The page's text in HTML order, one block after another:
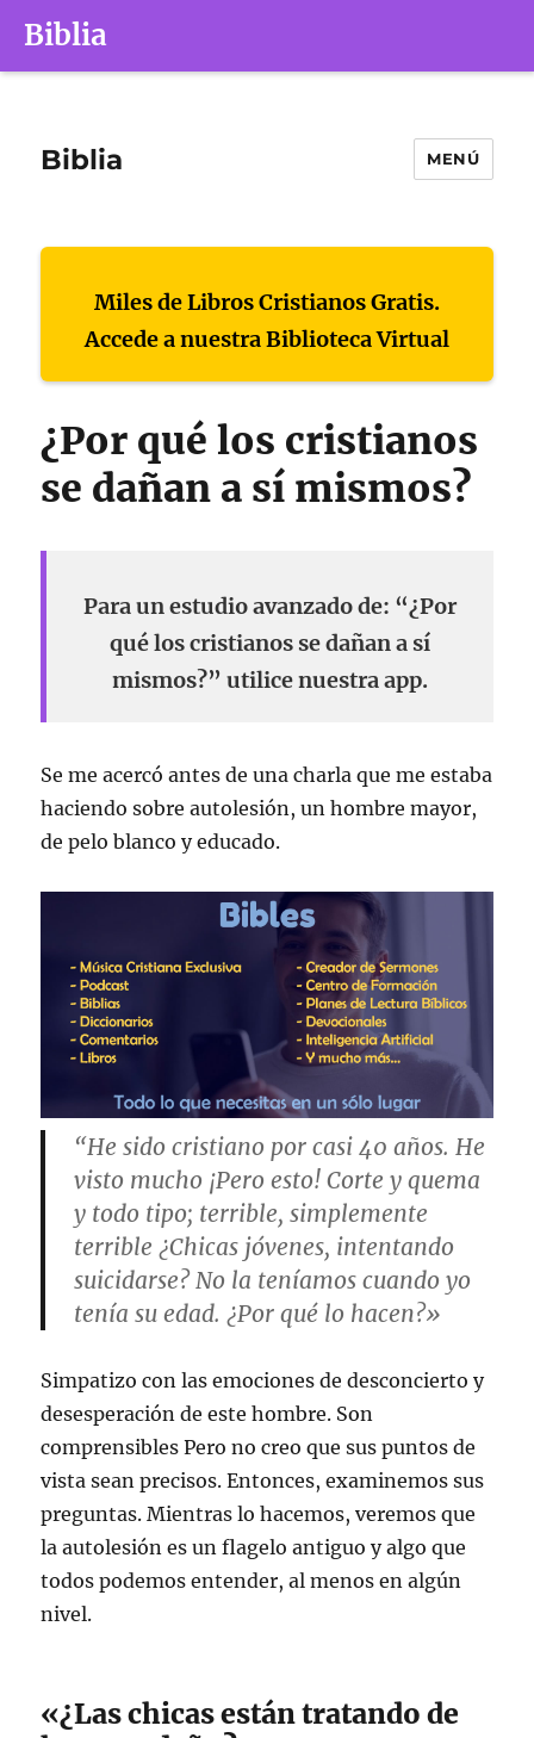
Biblia
Biblia MENÚ
Miles de Libros Cristianos Gratis.
Accede a nuestra Biblioteca Virtual
¿Por qué los cristianos
se dañan a sí mismos?
Para un estudio avanzado de: “¿Por
qué los cristianos se dañan a sí
mismos?” utilice nuestra app.
Se me acercó antes de una charla que me estaba
haciendo sobre autolesión, un hombre mayor,
de pelo blanco y educado.
“He sido cristiano por casi 40 años. He
visto mucho ¡Pero esto! Corte y quema
y todo tipo; terrible, simplemente
terrible ¿Chicas jóvenes, intentando
suicidarse? No la teníamos cuando yo
tenía su edad. ¿Por qué lo hacen?»
Simpatizo con las emociones de desconcierto y
desesperación de este hombre. Son
comprensibles Pero no creo que sus puntos de
vista sean precisos. Entonces, examinemos sus
preguntas. Mientras lo hacemos, veremos que
la autolesión es un flagelo antiguo y algo que
todos podemos entender, al menos en algún
nivel.
«¿Las chicas están tratando de